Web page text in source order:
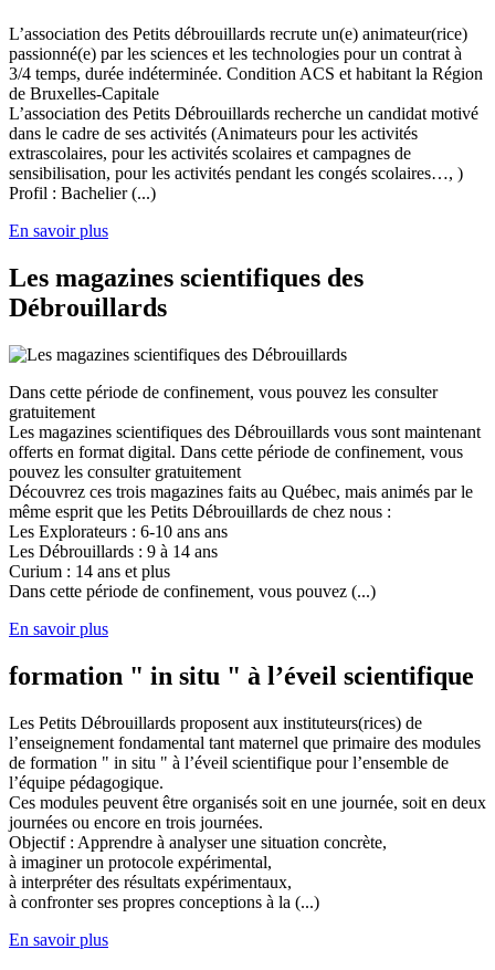
L’association des Petits débrouillards recrute un(e) animateur(rice)
passionné(e) par les sciences et les technologies pour un contrat à
3/4 temps, durée indéterminée. Condition ACS et habitant la Région
de Bruxelles-Capitale
L’association des Petits Débrouillards recherche un candidat motivé
dans le cadre de ses activités (Animateurs pour les activités
extrascolaires, pour les activités scolaires et campagnes de
sensibilisation, pour les activités pendant les congés scolaires…, )
Profil : Bachelier (...)
En savoir plus
Les magazines scientifiques des
Débrouillards
Dans cette période de confinement, vous pouvez les consulter
gratuitement
Les magazines scientifiques des Débrouillards vous sont maintenant
offerts en format digital. Dans cette période de confinement, vous
pouvez les consulter gratuitement
Découvrez ces trois magazines faits au Québec, mais animés par le
même esprit que les Petits Débrouillards de chez nous :
Les Explorateurs : 6-10 ans ans
Les Débrouillards : 9 à 14 ans
Curium : 14 ans et plus
Dans cette période de confinement, vous pouvez (...)
En savoir plus
formation " in situ " à l’éveil scientifique
Les Petits Débrouillards proposent aux instituteurs(rices) de
l’enseignement fondamental tant maternel que primaire des modules
de formation " in situ " à l’éveil scientifique pour l’ensemble de
l’équipe pédagogique.
Ces modules peuvent être organisés soit en une journée, soit en deux
journées ou encore en trois journées.
Objectif : Apprendre à analyser une situation concrète,
à imaginer un protocole expérimental,
à interpréter des résultats expérimentaux,
à confronter ses propres conceptions à la (...)
En savoir plus